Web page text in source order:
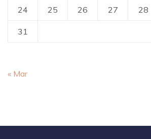
24 25 26 27 28
31
« Mar